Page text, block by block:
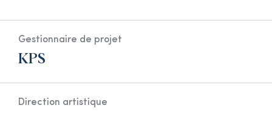
Gestionnaire de projet
KPS
Direction artistique